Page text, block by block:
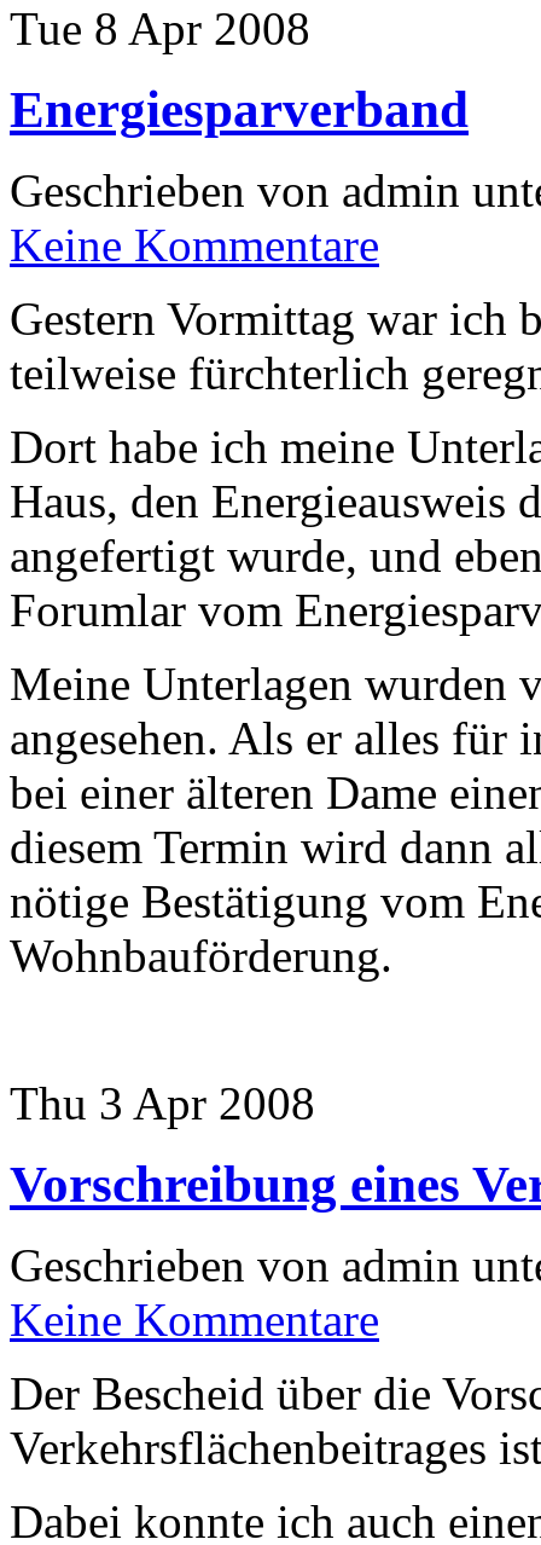
Tue 8 Apr 2008
Energiesparverband
Geschrieben von admin
Keine Kommentare
Gestern Vormittag war ich
teilweise fürchterlich
Dort habe ich meine
Haus, den Energieausweis
angefertigt wurde, und
Forumlar vom
Meine Unterlagen wurden
angesehen. Als er alles für
bei einer älteren Dame
diesem Termin wird dann
nötige Bestätigung vom
Wohnbauförderung.
Thu 3 Apr 2008
Vorschreibung eines
Geschrieben von admin
Keine Kommentare
Der Bescheid über die
Verkehrsflächenbeitrages
Dabei konnte ich auch